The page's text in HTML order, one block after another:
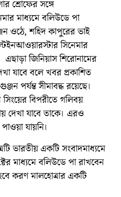
শ্রোফের সঙ্গে
মাধ্যমে বলিউডে পা
ওঠে, শহিদ কাপুরের ভাই
সিনেমার
এছাড়া জিনিয়াস শিরোনামের
যাবে বলে খবর প্রকাশিত
পর্যন্ত সীমাবদ্ধ রয়েছে।
বিপরীতে গলিবয়
দেখা যাবে তাকে। এরও
যায়নি।
ভারতীয় একটি সংবাদমাধ্যমে
মাধ্যমে বলিউডে পা রাখবেন
করণ মালহোত্রার একটি